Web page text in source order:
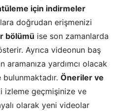
için indirmeler
doğrudan erişmenizi
bölümü ise son zamanlarda
Ayrıca videonun baş
yardımcı olacak
Öneriler ve
izleme geçmişinize ve
olarak yeni videolar